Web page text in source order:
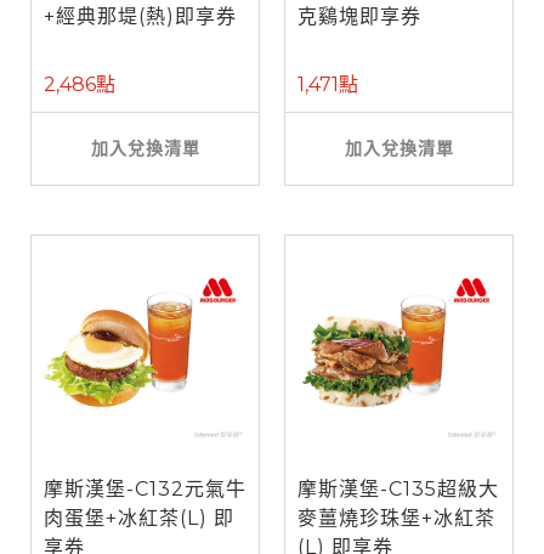
+經典那堤(熱)即享券
2,486點
加入兌換清單
克鷄塊即享券
1,471點
加入兌換清單
摩斯漢堡-C132元氣牛
肉蛋堡+冰紅茶(L) 即
享券
摩斯漢堡-C135超級大
麥薑燒珍珠堡+冰紅茶
(L) 即享券